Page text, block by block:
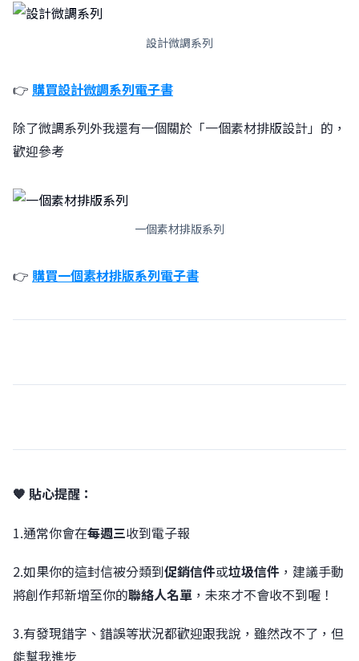
設計微調系列
👉 購買設計微調系列電子書
除了微調系列外我還有一個關於「一個素材排版設計」的​，
歡迎參考
一個素材排版系列
👉 購買一個素材排版系列電子書
🧡 貼心提醒：
1.通常你會在每週三收到電子報
2.如果你的這封信被分類到促銷信件或垃圾信件 ，建議手動
將創作邦新增至你的聯絡人名單 ，未來才不會收不到喔！
3.有發現錯字、錯誤等狀況都歡迎跟我說，雖然改不了，但
能幫我進步